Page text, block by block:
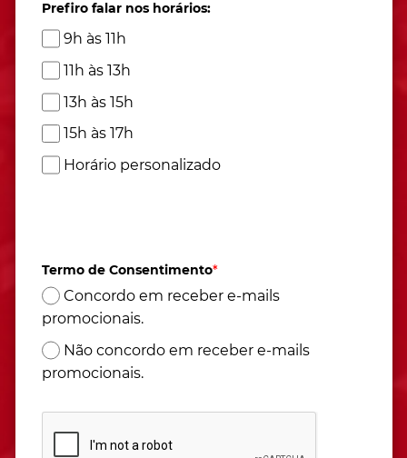
Prefiro falar nos horários:
9h às 11h
11h às 13h
13h às 15h
15h às 17h
Horário personalizado
Termo de Consentimento*
Concordo em receber e-mails
promocionais.
Não concordo em receber e-mails
promocionais.